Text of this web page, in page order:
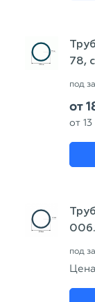
78,
под
от
от
под